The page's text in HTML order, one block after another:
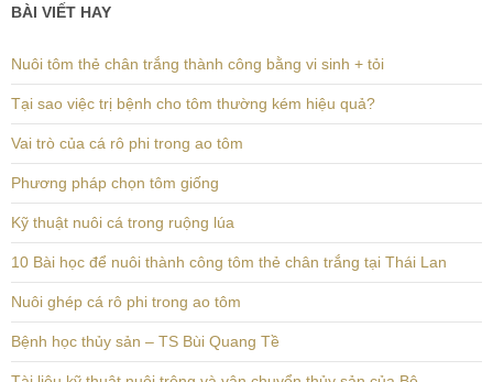
BÀI VIẾT HAY
Nuôi tôm thẻ chân trắng thành công bằng vi sinh + tỏi
Tại sao việc trị bệnh cho tôm thường kém hiệu quả?
Vai trò của cá rô phi trong ao tôm
Phương pháp chọn tôm giống
Kỹ thuật nuôi cá trong ruộng lúa
10 Bài học để nuôi thành công tôm thẻ chân trắng tại Thái Lan
Nuôi ghép cá rô phi trong ao tôm
Bệnh học thủy sản – TS Bùi Quang Tề